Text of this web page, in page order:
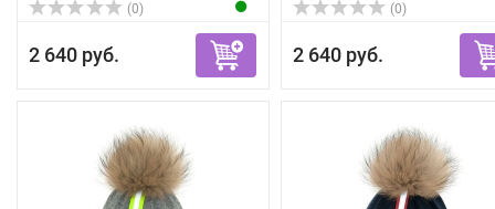
(0)
2 640 руб.
(0)
2 640 руб.